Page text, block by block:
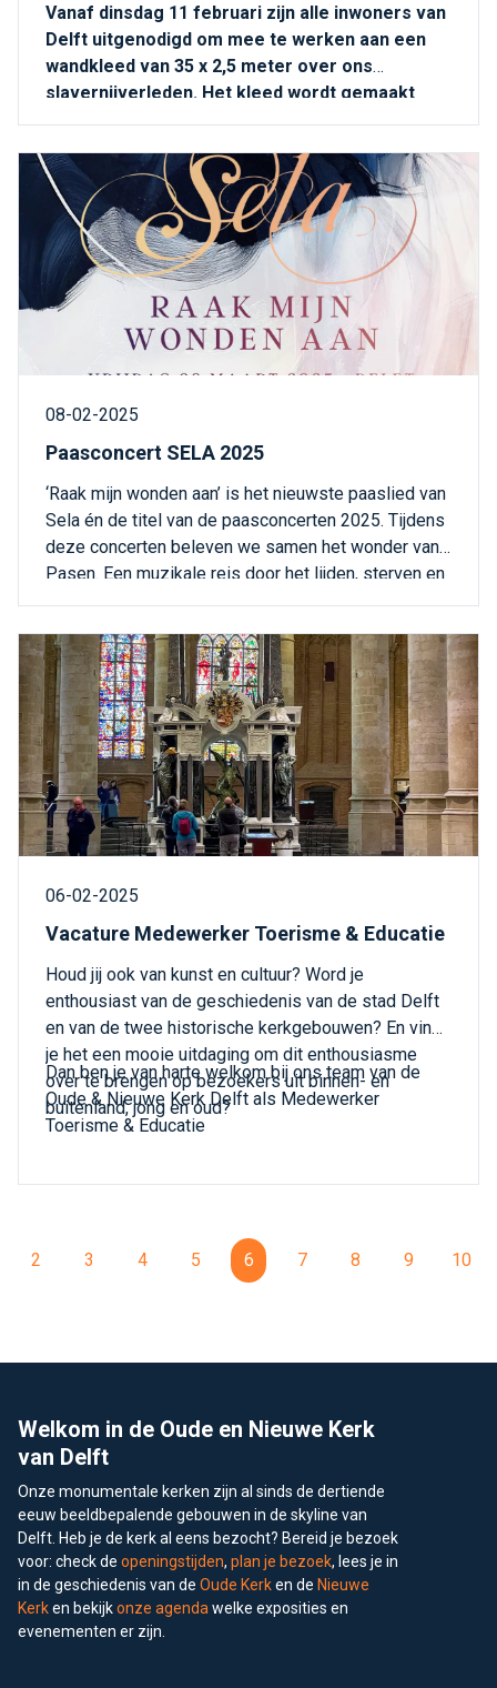
Vanaf dinsdag 11 februari zijn alle inwoners van
Delft uitgenodigd om mee te werken aan een
wandkleed van 35 x 2,5 meter over ons
slavernijverleden. Het kleed wordt gemaakt
met verschillende technieken: tuften, punchen,
plekken in de stad kun je meedoen aan
workshops en zo meewerken aan het kleed.
08-02-2025
Paasconcert SELA 2025
‘Raak mijn wonden aan’ is het nieuwste paaslied van
Sela én de titel van de paasconcerten 2025. Tijdens
deze concerten beleven we samen het wonder van
Pasen. Een muzikale reis door het lijden, sterven en
de opstanding van Jezus Christus. Bekende en
liederen. Een eerste kennismaking met het
paasalbum dat in 2026 zal verschijnen.
06-02-2025
Vacature Medewerker Toerisme & Educatie
Houd jij ook van kunst en cultuur? Word je
enthousiast van de geschiedenis van de stad Delft
en van de twee historische kerkgebouwen? En vind
je het een mooie uitdaging om dit enthousiasme
over te brengen op bezoekers uit binnen- en
buitenland, jong en oud?
Dan ben je van harte welkom bij ons team van de
Oude & Nieuwe Kerk Delft als Medewerker
Toerisme & Educatie
2 3 4 5 6 7 8 9 10
Welkom in de Oude en Nieuwe Kerk
van Delft
Onze monumentale kerken zijn al sinds de dertiende
eeuw beeldbepalende gebouwen in de skyline van
Delft. Heb je de kerk al eens bezocht? Bereid je bezoek
voor: check de openingstijden, plan je bezoek, lees je in
in de geschiedenis van de Oude Kerken de Nieuwe
Kerken bekijkonze agenda welke exposities en
evenementen er zijn.